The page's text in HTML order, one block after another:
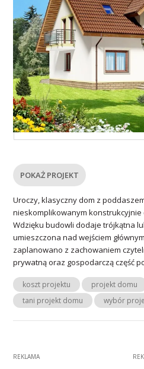
POKAŻ PROJEKT
Uroczy, klasyczny dom z
nieskomplikowanym
Wdzięku budowli dodaje trójkątna
umieszczona nad wejściem
zaplanowano z zachowaniem
prywatną oraz gospodarczą część
koszt projektu projekt domu
tani projekt domu
wybór